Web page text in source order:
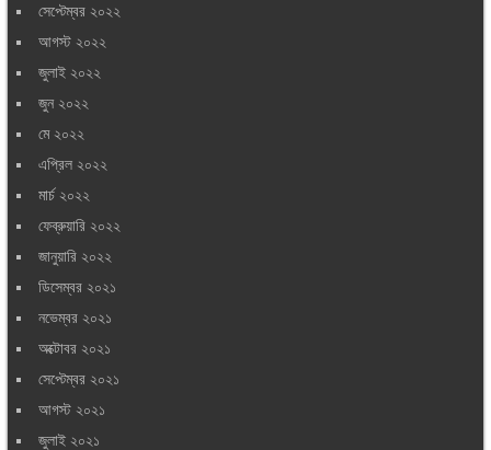
সেপ্টেম্বর ২০২২
আগস্ট ২০২২
জুলাই ২০২২
জুন ২০২২
মে ২০২২
এপ্রিল ২০২২
মার্চ ২০২২
ফেব্রুয়ারি ২০২২
জানুয়ারি ২০২২
ডিসেম্বর ২০২১
নভেম্বর ২০২১
অক্টোবর ২০২১
সেপ্টেম্বর ২০২১
আগস্ট ২০২১
জুলাই ২০২১